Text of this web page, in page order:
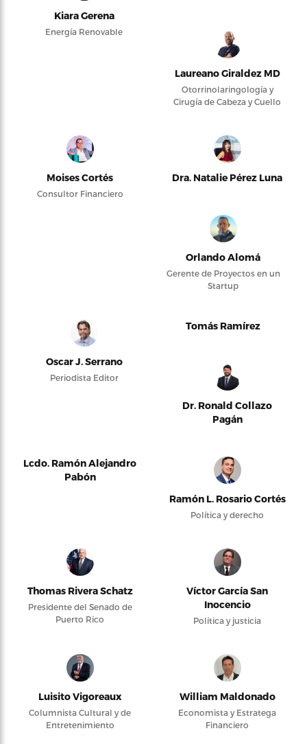
Kiara Gerena
Energía Renovable
Laureano Giraldez MD
Otorrinolaringología y
Cirugía de Cabeza y Cuello
Moises Cortés
Consultor Financiero
Dra. Natalie Pérez Luna
Orlando Alomá
Gerente de Proyectos en un
Startup
Oscar J. Serrano
Periodista Editor
Tomás Ramírez
Dr. Ronald Collazo
Pagán
Lcdo. Ramón Alejandro
Pabón
Ramón L. Rosario Cortés
Política y derecho
Thomas Rivera Schatz
Presidente del Senado de
Puerto Rico
Víctor García San
Inocencio
Política y justicia
Luisito Vigoreaux
Columnista Cultural y de
Entretenimiento
William Maldonado
Economista y Estratega
Financiero